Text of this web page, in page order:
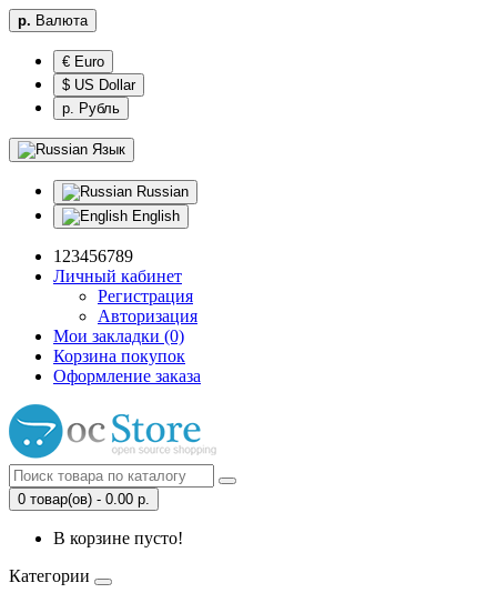
р. Валюта
€ Euro
$ US Dollar
р. Рубль
Язык
Russian
English
123456789
Личный кабинет
Регистрация
Авторизация
Мои закладки (0)
Корзина покупок
Оформление заказа
0 товар(ов) - 0.00 р.
В корзине пусто!
Категории